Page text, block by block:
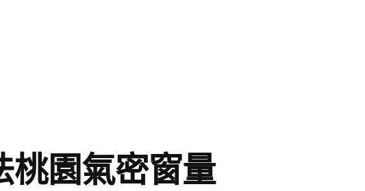
桃園氣密窗量